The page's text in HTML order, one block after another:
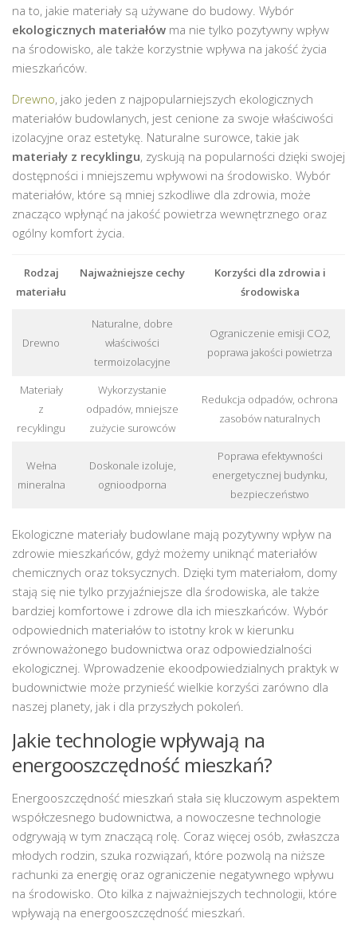
na to, jakie materiały są używane do budowy. Wybór
ekologicznych materiałów ma nie tylko pozytywny wpływ
na środowisko, ale także korzystnie wpływa na jakość życia
mieszkańców.
Drewno, jako jeden z najpopularniejszych ekologicznych
materiałów budowlanych, jest cenione za swoje właściwości
izolacyjne oraz estetykę. Naturalne surowce, takie jak
materiały z recyklingu, zyskują na popularności dzięki swojej
dostępności i mniejszemu wpływowi na środowisko. Wybór
materiałów, które są mniej szkodliwe dla zdrowia, może
znacząco wpłynąć na jakość powietrza wewnętrznego oraz
ogólny komfort życia.
Rodzaj
materiału
Najważniejsze cechy
Korzyści dla zdrowia i
środowiska
Drewno
Naturalne, dobre
właściwości
termoizolacyjne
Ograniczenie emisji CO2,
poprawa jakości powietrza
Materiały
z
recyklingu
Wykorzystanie
odpadów, mniejsze
zużycie surowców
Redukcja odpadów, ochrona
zasobów naturalnych
Wełna
mineralna
Doskonale izoluje,
ognioodporna
Poprawa efektywności
energetycznej budynku,
bezpieczeństwo
Ekologiczne materiały budowlane mają pozytywny wpływ na
zdrowie mieszkańców, gdyż możemy uniknąć materiałów
chemicznych oraz toksycznych. Dzięki tym materiałom, domy
stają się nie tylko przyjaźniejsze dla środowiska, ale także
bardziej komfortowe i zdrowe dla ich mieszkańców. Wybór
odpowiednich materiałów to istotny krok w kierunku
zrównoważonego budownictwa oraz odpowiedzialności
ekologicznej. Wprowadzenie ekoodpowiedzialnych praktyk w
budownictwie może przynieść wielkie korzyści zarówno dla
naszej planety, jak i dla przyszłych pokoleń.
Jakie technologie wpływają na
energooszczędność mieszkań?
Energooszczędność mieszkań stała się kluczowym aspektem
współczesnego budownictwa, a nowoczesne technologie
odgrywają w tym znaczącą rolę. Coraz więcej osób, zwłaszcza
młodych rodzin, szuka rozwiązań, które pozwolą na niższe
rachunki za energię oraz ograniczenie negatywnego wpływu
na środowisko. Oto kilka z najważniejszych technologii, które
wpływają na energooszczędność mieszkań.